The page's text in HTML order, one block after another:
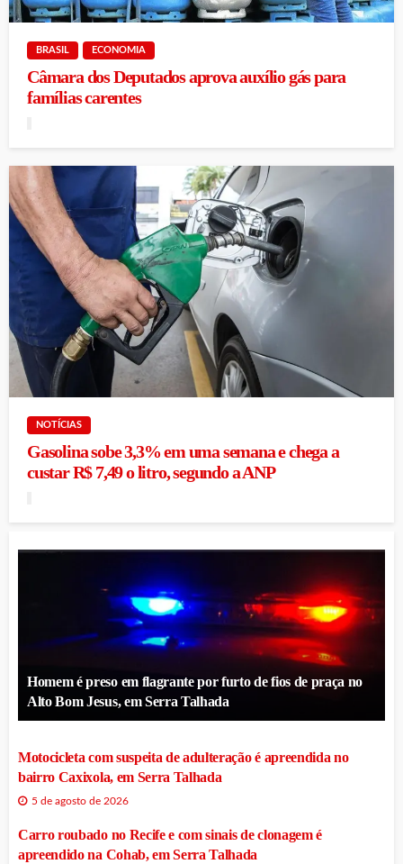
BRASIL ECONOMIA
Câmara dos Deputados aprova auxílio gás para
famílias carentes
NOTÍCIAS
Gasolina sobe 3,3% em uma semana e chega a
custar R$ 7,49 o litro, segundo a ANP
Homem é preso em flagrante por furto de fios de praça no
Alto Bom Jesus, em Serra Talhada
Motocicleta com suspeita de adulteração é apreendida no
bairro Caxixola, em Serra Talhada
5 de agosto de 2026
Carro roubado no Recife e com sinais de clonagem é
apreendido na Cohab, em Serra Talhada